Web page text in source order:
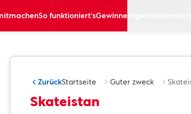
So funktioniert'sGewinne
ZurückStartseite Guter zweck
Skateistan